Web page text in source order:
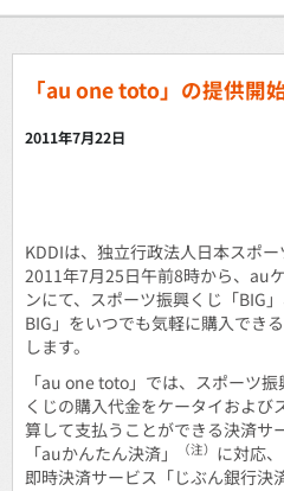
「au one toto」の提供開
2011年7月22日
KDDIは、独立行政法人日本スポー
2011年7月25日午前8時から、au
ンにて、スポーツ振興くじ「BIG
BIG」をいつでも気軽に購入でき
します。
「au one toto」では、スポーツ振
くじの購入代金をケータイおよ
算して支払うことができる決済サ
「auかんたん決済」
（注） に対応
即時決済サービス「じぶん銀行決